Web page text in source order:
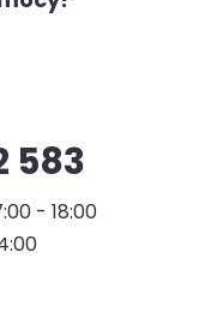
583
- 18:00